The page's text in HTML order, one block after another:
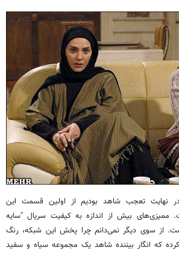
در نهایت تعجب شاهد بودیم از اولین قسمت این
بیش از اندازه به کیفیت سریال "سایه
از سوی دیگر نمی‌دانم چرا پخش این شبکه، رنگ
که انگار بیننده شاهد یک مجموعه سیاه و سفید